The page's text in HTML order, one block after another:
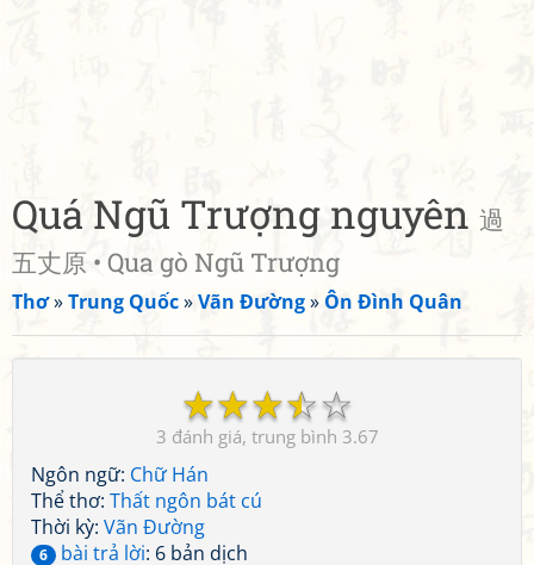
Quá Ngũ Trượng nguyên 過
五丈原 • Qua gò Ngũ Trượng
Thơ»Trung Quốc»Vãn Đường» Ôn Đình Quân
☆
☆
☆
☆
☆
3 3.67
Ngôn ngữ: Chữ Hán
Thể thơ: Thất ngôn bát cú
Thời kỳ: Vãn Đường
6 bài trả lời: 6 bản dịch